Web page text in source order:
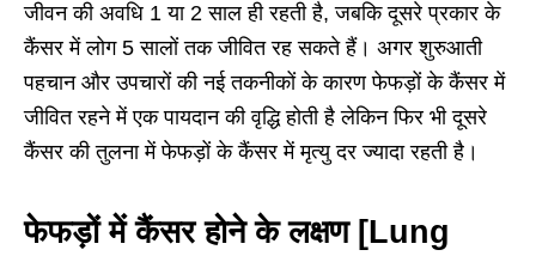
जीवन की अवधि 1 या 2 साल ही रहती है, जबकि दूसरे प्रकार के
कैंसर में लोग 5 सालों तक जीवित रह सकते हैं। अगर शुरुआती
पहचान और उपचारों की नई तकनीकों के कारण फेफड़ों के कैंसर में
जीवित रहने में एक पायदान की वृद्धि होती है लेकिन फिर भी दूसरे
कैंसर की तुलना में फेफड़ों के कैंसर में मृत्यु दर ज्यादा रहती है।
फेफड़ों में कैंसर होने के लक्षण [Lung